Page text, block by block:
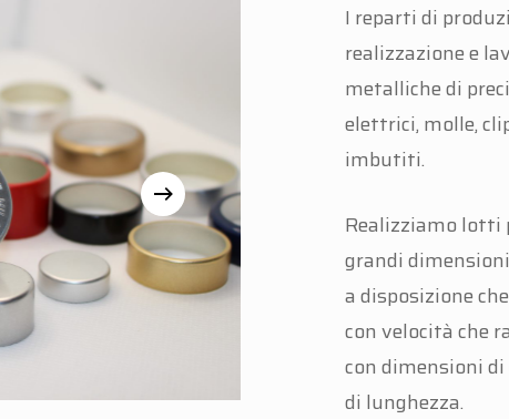
I reparti di
realizzazione e
metalliche di
elettrici, molle,
imbutiti.
Realizziamo lotti
grandi
a disposizione
con velocità che
con dimensioni
di lunghezza.